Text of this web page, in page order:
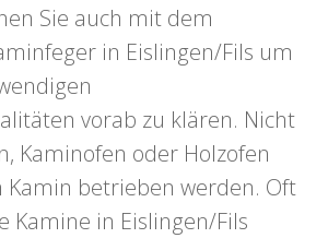
Sie auch mit dem
in Eislingen/Fils um
vorab zu klären. Nicht
Kaminofen oder Holzofen
Kamin betrieben werden. Oft
Kamine in Eislingen/Fils